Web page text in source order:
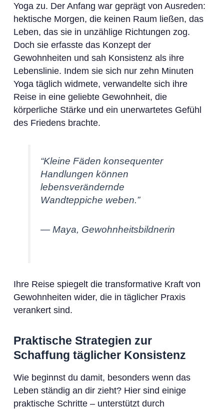
Yoga zu. Der Anfang war geprägt von Ausreden:
hektische Morgen, die keinen Raum ließen, das
Leben, das sie in unzählige Richtungen zog.
Doch sie erfasste das Konzept der
Gewohnheiten und sah Konsistenz als ihre
Lebenslinie. Indem sie sich nur zehn Minuten
Yoga täglich widmete, verwandelte sich ihre
Reise in eine geliebte Gewohnheit, die
körperliche Stärke und ein unerwartetes Gefühl
des Friedens brachte.
“Kleine Fäden konsequenter
Handlungen können
lebensverändernde
Wandteppiche weben.”
— Maya, Gewohnheitsbildnerin
Ihre Reise spiegelt die transformative Kraft von
Gewohnheiten wider, die in täglicher Praxis
verankert sind.
Praktische Strategien zur
Schaffung täglicher Konsistenz
Wie beginnst du damit, besonders wenn das
Leben ständig an dir zieht? Hier sind einige
praktische Schritte – unterstützt durch